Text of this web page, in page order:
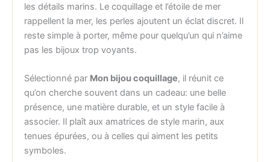
les détails marins. Le coquillage et l’étoile de mer
rappellent la mer, les perles ajoutent un éclat discret. Il
reste simple à porter, même pour quelqu’un qui n’aime
pas les bijoux trop voyants.
Sélectionné par Mon bijou coquillage, il réunit ce
qu’on cherche souvent dans un cadeau: une belle
présence, une matière durable, et un style facile à
associer. Il plaît aux amatrices de style marin, aux
tenues épurées, ou à celles qui aiment les petits
symboles.